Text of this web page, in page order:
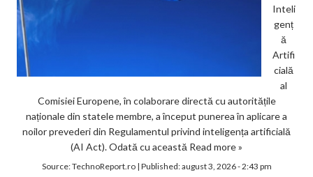
Inteli
genț
ă
Artifi
cială
al
Comisiei Europene, în colaborare directă cu autoritățile
naționale din statele membre, a început punerea în aplicare a
noilor prevederi din Regulamentul privind inteligența artificială
(AI Act). Odată cu această Read more »
Source:TechnoReport.ro| Published:august 3, 2026 - 2:43 pm